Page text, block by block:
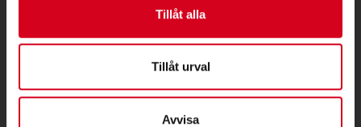
Tillåt alla
Tillåt urval
Avvisa
PG 90 10 07-5 | BG 901-0075 | Swishgåva 90 100
75 | Organisationsnummer 802002-3605